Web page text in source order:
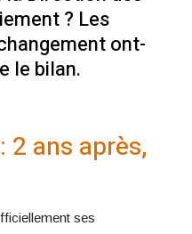
? Les
ont-
le bilan.
ans après,
ses